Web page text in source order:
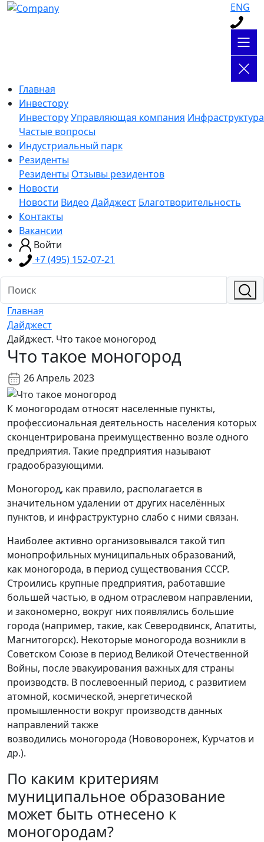
ENG
Главная
Инвестору
ИнвесторуУправляющая компания Инфраструктура
Частые вопросы
Индустриальный парк
Резиденты
Резиденты Отзывы резидентов
Новости
Новости Видео Дайджест Благотворительность
Контакты
Вакансии
Войти
+7 (495) 152-07-21
Главная
Дайджест
Дайджест. Что такое моногород
Что такое моногород
26 Апрель 2023
К моногородам относят населенные пункты,
профессиональная деятельность населения которых
сконцентрирована преимущественно возле одного
предприятия. Такие предприятия называют
градообразующими.
Моногород, как правило, располагается в
значительном удалении от других населённых
пунктов, и инфраструктурно слабо с ними связан.
Наиболее активно организовывался такой тип
монопрофильных муниципальных образований,
как моногорода, в период существования СССР.
Строились крупные предприятия, работавшие
большей частью, в одном отраслевом направлении,
и закономерно, вокруг них появлялись большие
города (например, такие, как Северодвинск, Апатиты,
Магнитогорск). Некоторые моногорода возникли в
Советском Союзе в период Великой Отечественной
Войны, после эвакуирования важных для страны
производств. В послевоенный период, с развитием
атомной, космической, энергетической
промышленности вокруг производств данных
направлений также
возводились моногорода (Нововоронеж, Курчатов и
др.).
По каким критериям
муниципальное образование
может быть отнесено к
моногородам?